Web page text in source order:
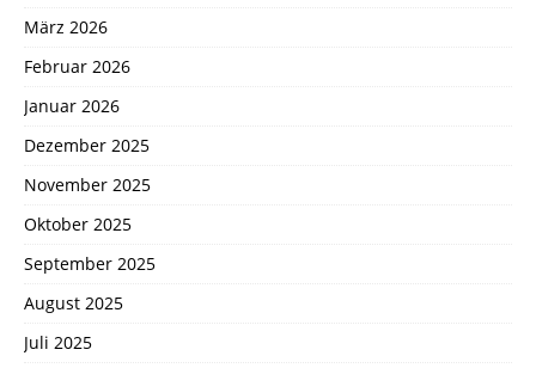
März 2026
Februar 2026
Januar 2026
Dezember 2025
November 2025
Oktober 2025
September 2025
August 2025
Juli 2025